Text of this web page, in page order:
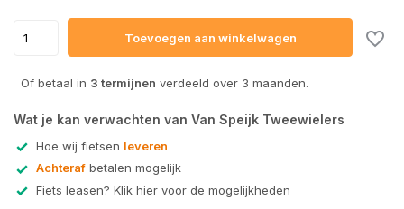
Toevoegen aan winkelwagen
Of betaal in 3 termijnen verdeeld over 3 maanden.
Wat je kan verwachten van Van Speijk Tweewielers
Hoe wij fietsen leveren
Achteraf betalen mogelijk
Fiets leasen? Klik hier voor de mogelijkheden